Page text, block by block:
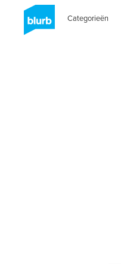
Categorieën